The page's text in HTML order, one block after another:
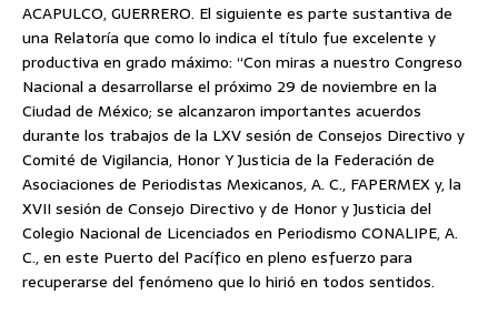
ACAPULCO, GUERRERO. El siguiente es parte sustantiva de
una Relatoría que como lo indica el título fue excelente y
productiva en grado máximo: “Con miras a nuestro Congreso
Nacional a desarrollarse el próximo 29 de noviembre en la
Ciudad de México; se alcanzaron importantes acuerdos
durante los trabajos de la LXV sesión de Consejos Directivo y
Comité de Vigilancia, Honor Y Justicia de la Federación de
Asociaciones de Periodistas Mexicanos, A. C., FAPERMEX y, la
XVII sesión de Consejo Directivo y de Honor y Justicia del
Colegio Nacional de Licenciados en Periodismo CONALIPE, A.
C., en este Puerto del Pacífico en pleno esfuerzo para
recuperarse del fenómeno que lo hirió en todos sentidos.